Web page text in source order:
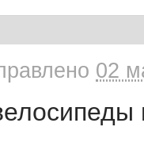
02